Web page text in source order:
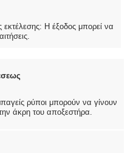
εκτέλεσης: Η έξοδος μπορεί να
ρύποι μπορούν να γίνουν
άκρη του αποξεστήρα.